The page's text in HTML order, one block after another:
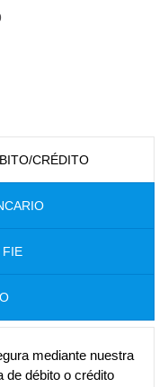
CRÉDITO
FIE
mediante nuestra
de débito o crédito